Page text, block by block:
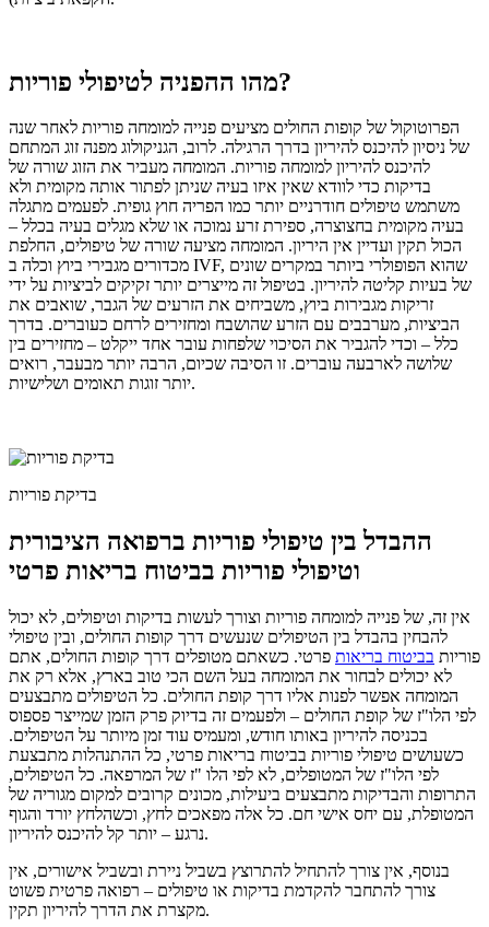
מהו ההפניה לטיפולי פוריות?
הפרוטוקול של קופות החולים מציעים פנייה למומחה פוריות לאחר שנה
של ניסיון להיכנס להיריון בדרך הרגילה. לרוב, הגניקולוג מפנה זוג המתחם
להיכנס להיריון למומחה פוריות. המומחה מעביר את הזוג שורה של
בדיקות כדי לוודא שאין איזו בעיה שניתן לפתור אותה מקומית ולא
משתמש טיפולים חודרניים יותר כמו הפריה חוץ גופית. לפעמים מתגלה
בעיה מקומית בחצוצרה, ספירת זרע נמוכה או שלא מגלים בעיה בכלל –
הכול תקין ועדיין אין היריון. המומחה מציעה שורה של טיפולים, החלפת
מכדורים מגבירי ביוץ וכלה ב IVF, שהוא הפופולרי ביותר במקרים שונים
של בעיות קליטה להיריון. בטיפול זה מייצרים יותר זקיקים לביציות על ידי
זריקות מגבירות ביוץ, משביחים את הזרעים של הגבר, שואבים את
הביציות, מערבבים עם הזרע שהושבח ומחזירים לרחם כעוברים. בדרך
כלל – וכדי להגביר את הסיכוי שלפחות עובר אחד ייקלט – מחזירים בין
שלושה לארבעה עוברים. זו הסיבה שכיום, הרבה יותר מבעבר, רואים
יותר זוגות תאומים ושלישיות.
בדיקת פוריות
ההבדל בין טיפולי פוריות ברפואה הציבורית
וטיפולי פוריות בביטוח בריאות פרטי
אין זה, של פנייה למומחה פוריות וצורך לעשות בדיקות וטיפולים, לא יכול
להבחין בהבדל בין הטיפולים שנעשים דרך קופות החולים, ובין טיפולי
פוריות בביטוח בריאות פרטי. כשאתם מטופלים דרך קופות החולים, אתם
לא יכולים לבחור את המומחה בעל השם הכי טוב בארץ, אלא רק את
המומחה אפשר לפנות אליו דרך קופת החולים. כל הטיפולים מתבצעים
לפי הלו"ז של קופת החולים – ולפעמים זה בדיוק פרק הזמן שמייצר פספוס
בכניסה להיריון באותו חודש, ומעמיס עוד זמן מיותר על הטיפולים.
כשעושים טיפולי פוריות בביטוח בריאות פרטי, כל ההתנהלות מתבצעת
לפי הלו"ז של המטופלים, לא לפי הלו "ז של המרפאה. כל הטיפולים,
התרופות והבדיקות מתבצעים ביעילות, מכונים קרובים למקום מגוריה של
המטופלת, עם יחס אישי חם. כל אלה מפאכים לחץ, וכשהלחץ יורד והגוף
נרגע – יותר קל להיכנס להיריון.
בנוסף, אין צורך להתחיל להתרוצץ בשביל ניירת ובשביל אישורים, אין
צורך להתחבר להקדמת בדיקות או טיפולים – רפואה פרטית פשוט
מקצרת את הדרך להיריון תקין.